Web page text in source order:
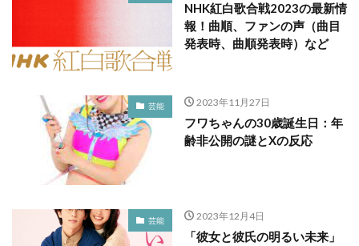
NHK紅白歌合戦2023の最新情
報！曲順、ファンの声（曲目
発表時、曲順発表時）など
芸能 2023年11月27日
フワちゃんの30歳誕生日：年
齢非公開の謎とXの反応
芸能 2023年12月4日
「彼女と彼氏の明るい未来」